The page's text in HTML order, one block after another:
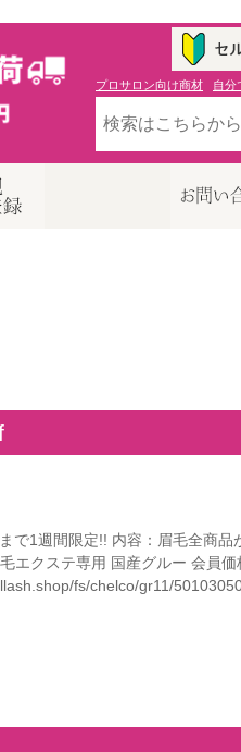
プロサロン向け商材 自分
で1週間限定!! 内容：眉毛全商品
エクステ専用 国産グルー 会員
fs/chelco/gr11/